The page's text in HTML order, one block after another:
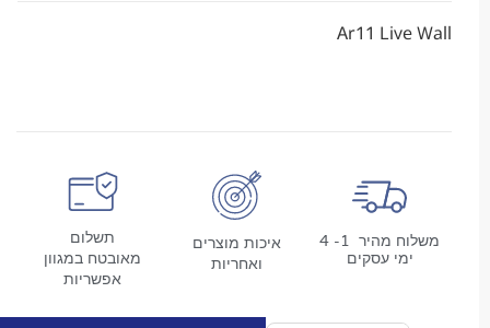
Ar11
משלוח מהיר 1- 4
איכות מוצרים
תשלום
מאובטח במגוון